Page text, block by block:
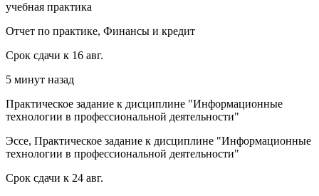
учебная практика
Отчет по практике, Финансы и кредит
Срок сдачи к 16 авг.
5 минут назад
Практическое задание к дисциплине "Информационные
технологии в профессиональной деятельности"
Эссе, Практическое задание к дисциплине "Информационные
технологии в профессиональной деятельности"
Срок сдачи к 24 авг.